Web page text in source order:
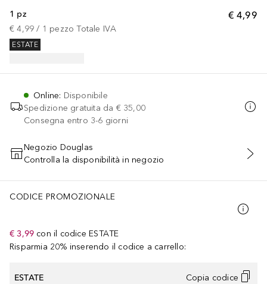
€ 4,99
1 pz
€ 4,99 / 1 pezzo Totale IVA
ESTATE
Online: Disponibile
Spedizione gratuita da € 35,00
Consegna entro 3-6 giorni
AGGIUNGI AL CARRELLO
Negozio Douglas
Controlla la disponibilità in negozio
CODICE PROMOZIONALE
€ 3,99 con il codice ESTATE
Risparmia 20% inserendo il codice a carrello:
ESTATE Copia codice